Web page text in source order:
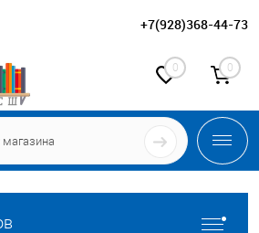
+7(928)368-44-73
0 0